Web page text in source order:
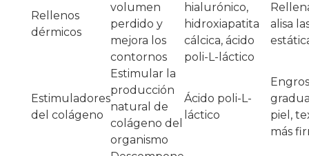
Rellenos
dérmicos
volumen
perdido y
mejora los
contornos
hialurónico,
hidroxiapatita
cálcica, ácido
poli-L-láctico
alisa
Estimuladores
del colágeno
Estimular la
producción
natural de
colágeno del
organismo
Ácido poli-L-
láctico
piel,
más